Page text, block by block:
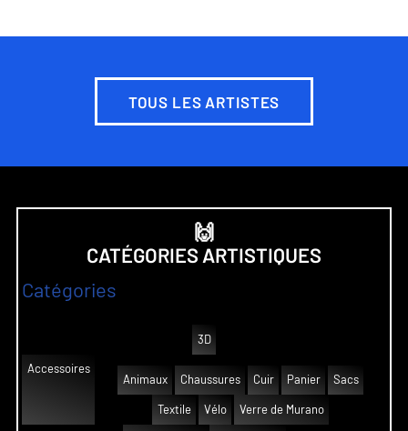
TOUS LES ARTISTES
🙌
CATÉGORIES ARTISTIQUES
Catégories
3D
Accessoires
Animaux
Chaussures Cuir Panier Sacs
Textile Vélo Verre de Murano